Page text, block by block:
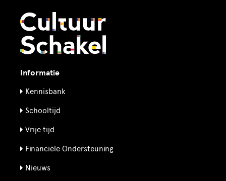
Informatie
Kennisbank
Schooltijd
Vrije tijd
Financiële Ondersteuning
Nieuws